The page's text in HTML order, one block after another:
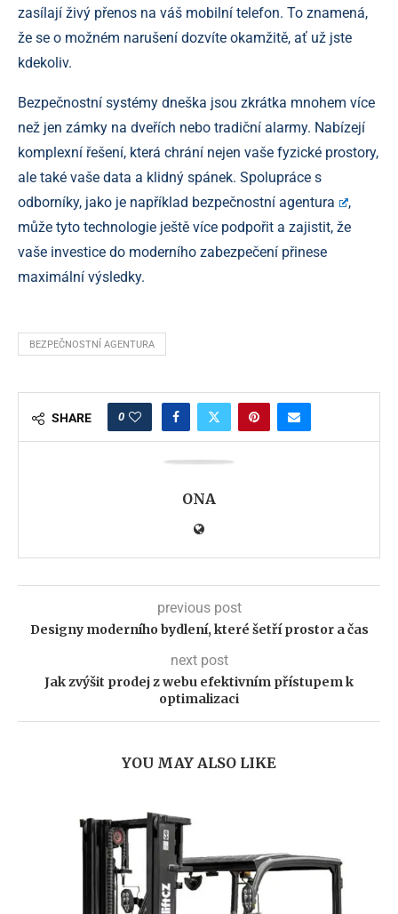
zasílají živý přenos na váš mobilní telefon. To znamená,
že se o možném narušení dozvíte okamžitě, ať už jste
kdekoliv.
Bezpečnostní systémy dneška jsou zkrátka mnohem více
než jen zámky na dveřích nebo tradiční alarmy. Nabízejí
komplexní řešení, která chrání nejen vaše fyzické prostory,
ale také vaše data a klidný spánek. Spolupráce s
odborníky, jako je například bezpečnostní agentura
,
může tyto technologie ještě více podpořit a zajistit, že
vaše investice do moderního zabezpečení přinese
maximální výsledky.
BEZPEČNOSTNÍ AGENTURA
SHARE 0
ONA
previous post
Designy moderního bydlení, které šetří prostor a čas
next post
Jak zvýšit prodej z webu efektivním přístupem k
optimalizaci
YOU MAY ALSO LIKE